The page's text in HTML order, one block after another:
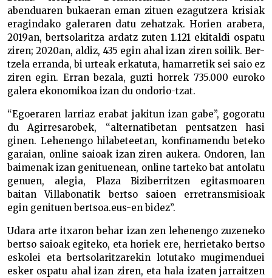
abenduaren bukaeran eman zituen ezagutzera krisiak
eragindako galeraren datu zehatzak. Horien arabera,
2019an, bertsolaritza ardatz zuten 1.121 ekitaldi ospatu
ziren; 2020an, aldiz, 435 egin ahal izan ziren soilik. Ber-
tzela erranda, bi urteak erkatuta, hamarretik sei saio ez
ziren egin. Erran bezala, guzti horrek 735.000 euroko
galera ekonomikoa izan du ondorio-tzat.
“Egoeraren larriaz erabat jakitun izan gabe”, gogoratu
du Agirresarobek, “alternatibetan pentsatzen hasi
ginen. Lehenengo hilabeteetan, konfinamendu beteko
garaian, online saioak izan ziren aukera. Ondoren, lan
baimenak izan genituenean, online tarteko bat antolatu
genuen, alegia, Plaza Biziberritzen egitasmoaren
baitan Villabonatik bertso saioen erretransmisioak
egin genituen bertsoa.eus-en bidez”.
Udara arte itxaron behar izan zen lehenengo zuzeneko
bertso saioak egiteko, eta horiek ere, herrietako bertso
eskolei eta bertsolaritzarekin lotutako mugimenduei
esker ospatu ahal izan ziren, eta hala izaten jarraitzen